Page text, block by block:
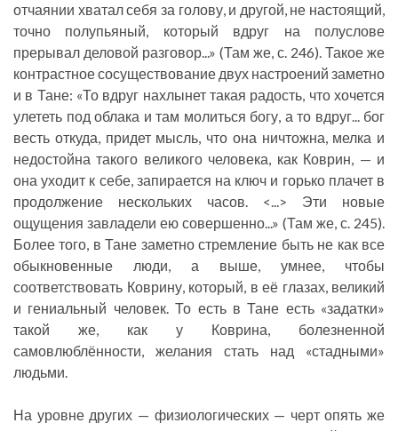
отчаянии хватал себя за голову, и другой, не настоящий,
точно полупьяный, который вдруг на полуслове
прерывал деловой разговор...» (Там же, с. 246). Такое же
контрастное сосуществование двух настроений заметно
и в Тане: «То вдруг нахлынет такая радость, что хочется
улететь под облака и там молиться богу, а то вдруг... бог
весть откуда, придет мысль, что она ничтожна, мелка и
недостойна такого великого человека, как Коврин, — и
она уходит к себе, запирается на ключ и горько плачет в
продолжение нескольких часов. <...> Эти новые
ощущения завладели ею совершенно...» (Там же, с. 245).
Более того, в Тане заметно стремление быть не как все
обыкновенные люди, а выше, умнее, чтобы
соответствовать Коврину, который, в её глазах, великий
и гениальный человек. То есть в Тане есть «задатки»
такой же, как у Коврина, болезненной
самовлюблённости, желания стать над «стадными»
людьми.
На уровне других — физиологических — черт опять же